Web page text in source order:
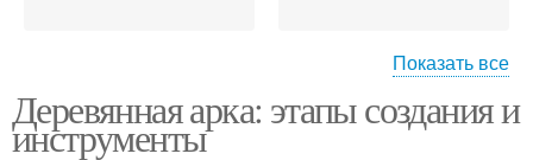
Арки из дерева Арки в зависимости
Показать все
Деревянная арка: этапы создания и
инструменты